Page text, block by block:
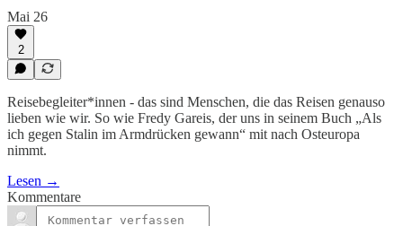
Mai 26
2
Reisebegleiter*innen - das sind Menschen, die das Reisen genauso
lieben wie wir. So wie Fredy Gareis, der uns in seinem Buch „Als
ich gegen Stalin im Armdrücken gewann“ mit nach Osteuropa
nimmt.
Lesen →
Kommentare